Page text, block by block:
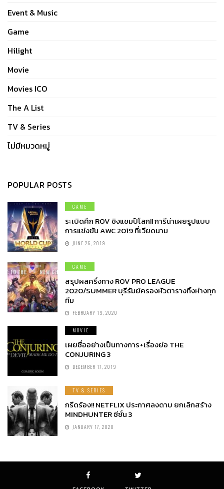
Event & Music
Game
Hilight
Movie
Movies ICO
The A List
TV & Series
ไม่มีหมวดหมู่
POPULAR POSTS
GAME
ระเบิดศึก ROV ชิงแชมป์โลก!! การีน่าเผยรูปแบบ
การแข่งขัน AWC 2019 ที่เวียดนาม
JUNE 26, 2019
GAME
สรุปผลครึ่งทาง ROV PRO LEAGUE
2020/SUMMER บุรีรัมย์ครองหัวตารางทิ้งห่างทุก
ทีม
FEBRUARY 19, 2020
MOVIE
เผยชื่ออย่างเป็นทางการ+เรื่องย่อ THE
CONJURING 3
DECEMBER 17, 2019
TV & SERIES
กรีดร้อง!! NETFLIX ประกาศลงดาบ ยกเลิกสร้าง
MINDHUNTER ซีซั่น 3
JANUARY 17, 2020